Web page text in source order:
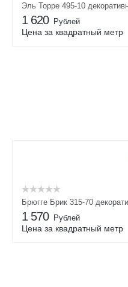
Эль Торре 495-10
1 620 Рублей
Цена за квадратный метр
Брюгге Брик 315-70
1 570 Рублей
Цена за квадратный метр